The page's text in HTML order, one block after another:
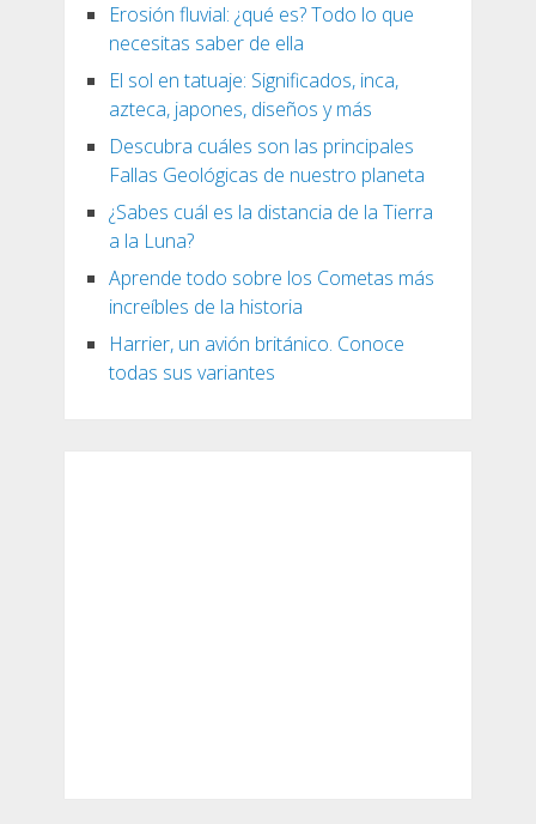
Erosión fluvial: ¿qué es? Todo lo que
necesitas saber de ella
El sol en tatuaje: Significados, inca,
azteca, japones, diseños y más
Descubra cuáles son las principales
Fallas Geológicas de nuestro planeta
¿Sabes cuál es la distancia de la Tierra
a la Luna?
Aprende todo sobre los Cometas más
increíbles de la historia
Harrier, un avión británico. Conoce
todas sus variantes